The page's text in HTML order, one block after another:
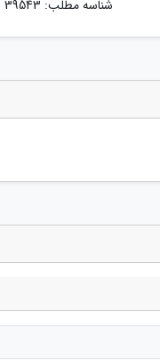
شناسه مطلب: 39543